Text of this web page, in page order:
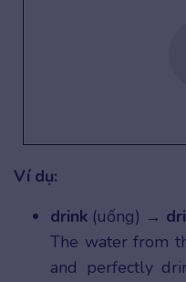
Ví dụ:
drink (uống) →
The water from
and perfectly